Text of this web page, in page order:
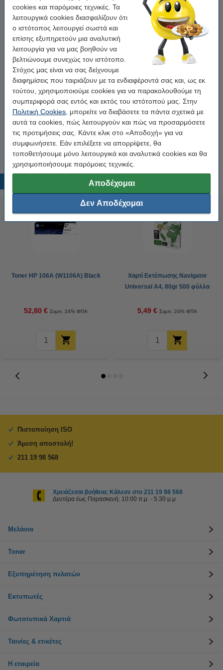
cookies και παρόμοιες τεχνικές. Τα
λειτουργικά cookies διασφαλίζουν ότι
ο ιστότοπος λειτουργεί σωστά και
επίσης εξυπηρετούν μια αναλυτική
λειτουργία για να μας βοηθούν να
βελτιώνουμε συνεχώς τον ιστότοπο.
Στόχος μας είναι να σας δείχνουμε
διαφημίσεις που ταιριάζουν με τα ενδιαφέροντά σας και, ως εκ
τούτου, χρησιμοποιούμε cookies για να παρακολουθούμε τη
συμπεριφορά σας εντός και εκτός του ιστότοπού μας. Στην
Πολιτική Cookies , μπορείτε να διαβάσετε τα πάντα σχετικά με
αυτά τα cookies, πώς λειτουργούν και πώς να προσαρμόσετε
τις προτιμήσεις σας. Κάντε κλικ στο «Αποδοχή» για να
συμφωνήσετε. Εάν επιλέξετε να απορρίψετε, θα
τοποθετήσουμε μόνο λειτουργικά και αναλυτικά cookies και θα
χρησιμοποιήσουμε παρόμοιες τεχνικές.
Αποδέχομαι
Δεν Αποδέχομαι
Πρόσθεσε και Χαρτί
Χαρτί Εκτύπωσης Inacopia Office Α4, 80gr, 5 x
500 Φύλλα
Επωφεληθείτε με το 2-pack!
Η έκδοση 123ink αντικαθιστά τη διπλή
συσκευασία Toner HP 106A (W1106A) Black
64,50 €
Tip
Προτίμησε το συμβατό toner της 123ink αντί για το original!
Δημοφιλή προϊόντα
Toner HP 106A (W1106A) Black
52,80 € Συμπ. 24% ΦΠΑ
Χαρτί Εκτύπωσης Navigator
Universal A4, 80gr 500 φύλλα
5,49 € Συμπ. 24% ΦΠΑ
Πιστοποίηση ISO
Άμεση αποστολή!
211 19 98 568
Χρειάζεσαι βοήθεια; Κάλεσε στο 211 19 98 568
Δευτέρα έως Παρασκευή: 10:00 π.μ. - 5:30 μ.μ
Μελάνια
Toner
Εξυπηρέτηση πελατών
Εκτυπωτές
Φωτοτυπικά Χαρτιά
Ταινίες & ετικέτες
Η εταιρεία